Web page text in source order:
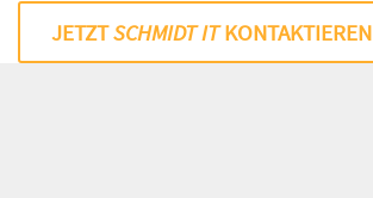
JETZTSCHMIDT ITKONTAKTIEREN